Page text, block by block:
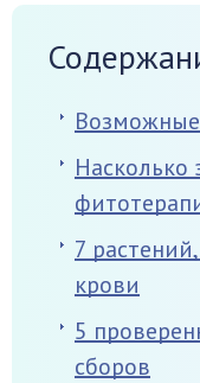
Насколько
7
крови
5
сборов